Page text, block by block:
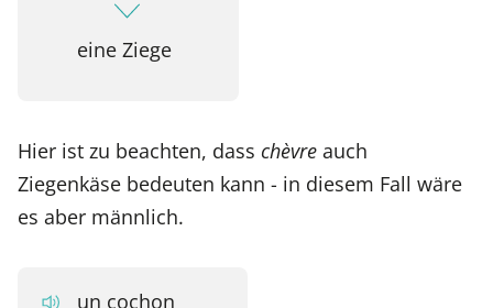
eine Ziege
Hier ist zu beachten, dass chèvre auch
Ziegenkäse bedeuten kann - in diesem Fall wäre
es aber männlich.
un cochon